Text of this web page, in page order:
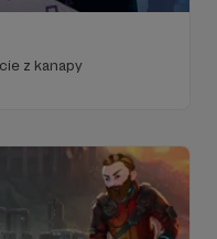
z kanapy